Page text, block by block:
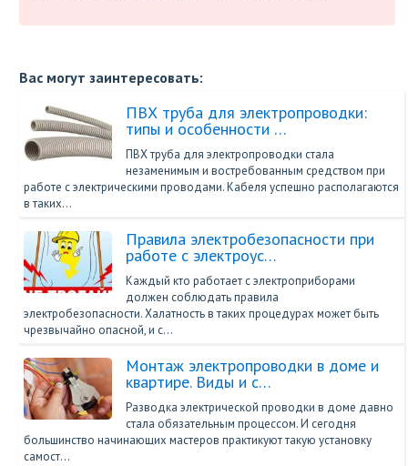
Вас могут заинтересовать:
ПВХ труба для электропроводки:
типы и особенности …
ПВХ труба для электропроводки стала
незаменимым и востребованным средством при
работе с электрическими проводами. Кабеля успешно располагаются
в таких…
Правила электробезопасности при
работе с электроус…
Каждый кто работает с электроприборами
должен соблюдать правила
электробезопасности. Халатность в таких процедурах может быть
чрезвычайно опасной, и с…
Монтаж электропроводки в доме и
квартире. Виды и с…
Разводка электрической проводки в доме давно
стала обязательным процессом. И сегодня
большинство начинающих мастеров практикуют такую установку
самост…